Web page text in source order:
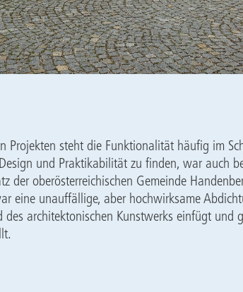
Projekten steht die Funktionalität häufig im
und Praktikabilität zu finden, war auch
der oberösterreichischen Gemeinde
eine unauffällige, aber hochwirksame
architektonischen Kunstwerks einfügt und